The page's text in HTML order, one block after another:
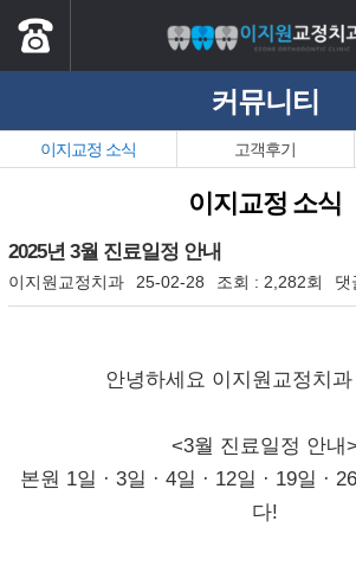
커뮤니티
이지교정 소식 고객후기
이지교정 소식
2025년 3월 진료일정 안내
이지원교정치과 25-02-28 조회 : 2,282회 댓
안녕하세요 이지원교정치
<3월 진료일정 안내>
본원 1일 · 3일 · 4일 · 12일 · 19일 ·
다!